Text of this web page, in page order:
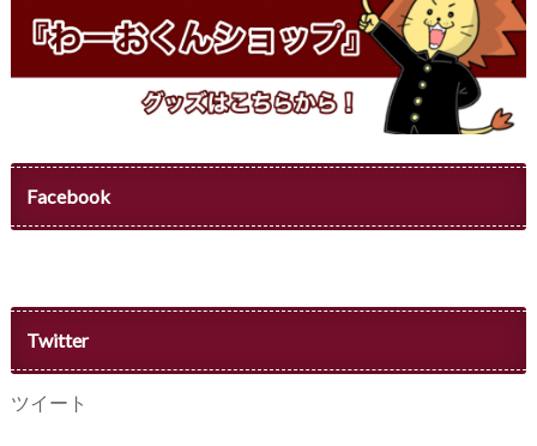
Facebook
Twitter
ツイート